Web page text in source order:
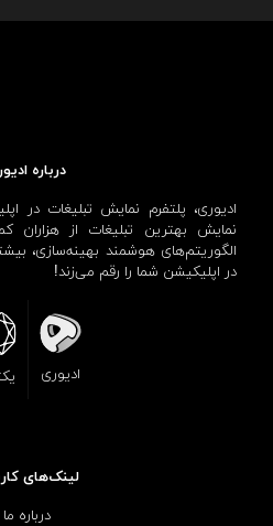
درباره
ادیوری، پلتفرم نمایش تبلیغات در
نمایش بهترین تبلیغات از هزاران
الگوریتم‌های هوشمند بهینه‌سازی،
در اپلیکیشن شما را رقم می‌زند!
ادیوری
لینک‌های
درباره ما